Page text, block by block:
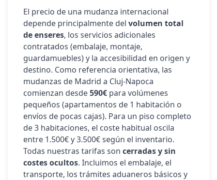
El precio de una mudanza internacional
depende principalmente del volumen total
de enseres, los servicios adicionales
contratados (embalaje, montaje,
guardamuebles) y la accesibilidad en origen y
destino. Como referencia orientativa, las
mudanzas de Madrid a Cluj-Napoca
comienzan desde590€ para volúmenes
pequeños (apartamentos de 1 habitación o
envíos de pocas cajas). Para un piso completo
de 3 habitaciones, el coste habitual oscila
entre 1.500€ y 3.500€ según el inventario.
Todas nuestras tarifas son cerradas y sin
costes ocultos. Incluimos el embalaje, el
transporte, los trámites aduaneros básicos y